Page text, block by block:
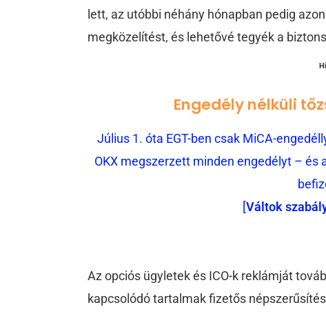
lett, az utóbbi néhány hónapban pedig
megközelítést, és lehetővé tegyék a
Engedély nélküli
Július 1. óta EGT-ben csak MiCA-
OKX megszerzett minden engedélyt – és
[Váltok
Az opciós ügyletek és ICO-k reklámját
kapcsolódó tartalmak fizetős